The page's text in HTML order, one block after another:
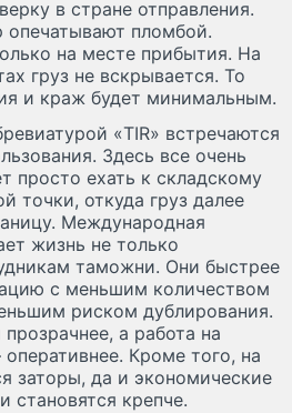
в стране отправления.
опечатывают пломбой.
на месте прибытия. На
груз не вскрывается. То
и краж будет минимальным.
«TIR» встречаются
Здесь все очень
просто ехать к складскому
точки, откуда груз далее
Международная
жизнь не только
таможни. Они быстрее
с меньшим количеством
риском дублирования.
а работа на
Кроме того, на
заторы, да и экономические
становятся крепче.